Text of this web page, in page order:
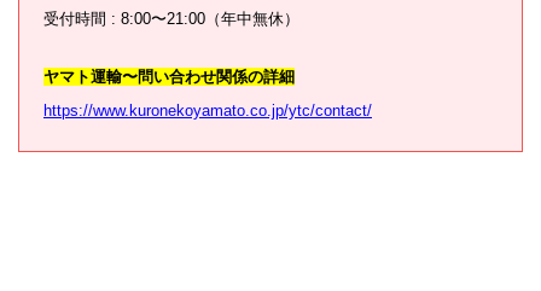
受付時間 : 8:00〜21:00（年中無休）
ヤマト運輸〜問い合わせ関係の詳細
https://www.kuronekoyamato.co.jp/ytc/contact/